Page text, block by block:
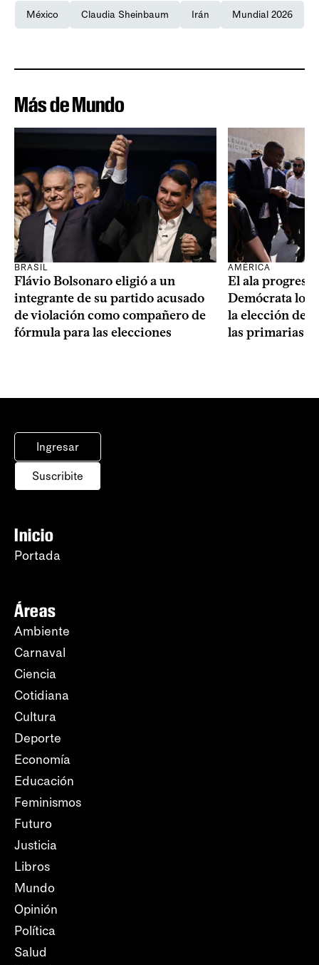
México Claudia Sheinbaum Irán Mundial 2026
Más de Mundo
BRASIL
Flávio Bolsonaro eligió a un
integrante de su partido acusado
de violación como compañero de
fórmula para las elecciones
AMÉRICA
El ala
Demócrata
la elección de
las primarias
Ingresar
Suscribite
Inicio
Portada
Áreas
Ambiente
Carnaval
Ciencia
Cotidiana
Cultura
Deporte
Economía
Educación
Feminismos
Futuro
Justicia
Libros
Mundo
Opinión
Política
Salud